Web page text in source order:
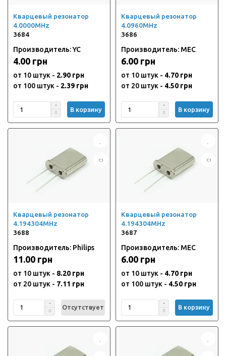
Кварцевый резонатор
4.0000MHz
3684
Производитель: YC
4.00 грн
от 10 штук - 2.90 грн
от 100 штук - 2.39 грн
В корзину
Кварцевый резонатор
4.0960MHz
3686
Производитель: MEC
6.00 грн
от 10 штук - 4.70 грн
от 20 штук - 4.50 грн
В корзину
Кварцевый резонатор
4.194304MHz
3688
Производитель: Philips
11.00 грн
от 10 штук - 8.20 грн
от 20 штук - 7.11 грн
Отсутствует
Кварцевый резонатор
4.194304MHz
3687
Производитель: MEC
6.00 грн
от 10 штук - 4.70 грн
от 100 штук - 4.50 грн
В корзину